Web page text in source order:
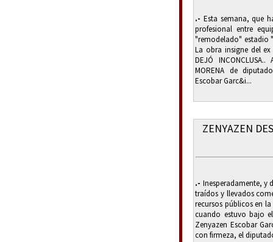
.- Esta semana, que
profesional entre
"remodelado" estadio
La obra insigne del
DEJÓ
MORENA de
Escobar Garc&i...
ZENYAZEN
.- Inesperadamente, y
traídos y llevados
recursos públicos en
cuando estuvo bajo
Zenyazen Escobar
con firmeza, el